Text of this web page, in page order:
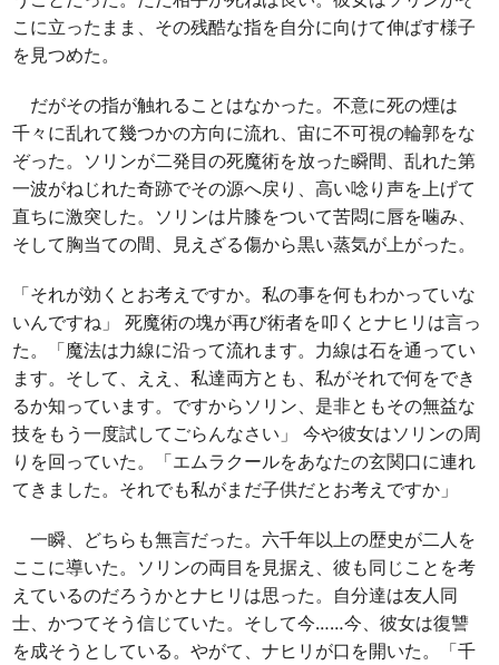
こに立ったまま、その残酷な指を自分に向けて伸ばす様子
を見つめた。
だがその指が触れることはなかった。不意に死の煙は
千々に乱れて幾つかの方向に流れ、宙に不可視の輪郭をな
ぞった。ソリンが二発目の死魔術を放った瞬間、乱れた第
一波がねじれた奇跡でその源へ戻り、高い唸り声を上げて
直ちに激突した。ソリンは片膝をついて苦悶に唇を噛み、
そして胸当ての間、見えざる傷から黒い蒸気が上がった。
「それが効くとお考えですか。私の事を何もわかっていな
いんですね」 死魔術の塊が再び術者を叩くとナヒリは言っ
た。「魔法は力線に沿って流れます。力線は石を通ってい
ます。そして、ええ、私達両方とも、私がそれで何をでき
るか知っています。ですからソリン、是非ともその無益な
技をもう一度試してごらんなさい」 今や彼女はソリンの周
りを回っていた。「エムラクールをあなたの玄関口に連れ
てきました。それでも私がまだ子供だとお考えですか」
一瞬、どちらも無言だった。六千年以上の歴史が二人を
ここに導いた。ソリンの両目を見据え、彼も同じことを考
えているのだろうかとナヒリは思った。自分達は友人同
士、かつてそう信じていた。そして今……今、彼女は復讐
を成そうとしている。やがて、ナヒリが口を開いた。「千